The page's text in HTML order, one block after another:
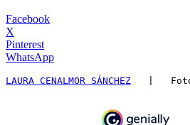
Facebook
X
Pinterest
WhatsApp
LAURA CENALMOR SÁNCHEZ
|